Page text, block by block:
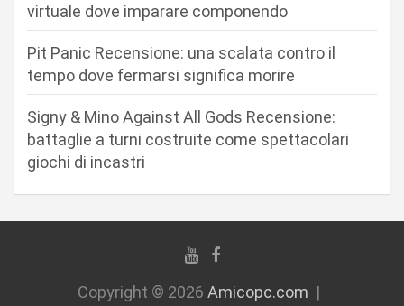
virtuale dove imparare componendo
Pit Panic Recensione: una scalata contro il
tempo dove fermarsi significa morire
Signy & Mino Against All Gods Recensione:
battaglie a turni costruite come spettacolari
giochi di incastri
Copyright © 2026 Amicopc.com